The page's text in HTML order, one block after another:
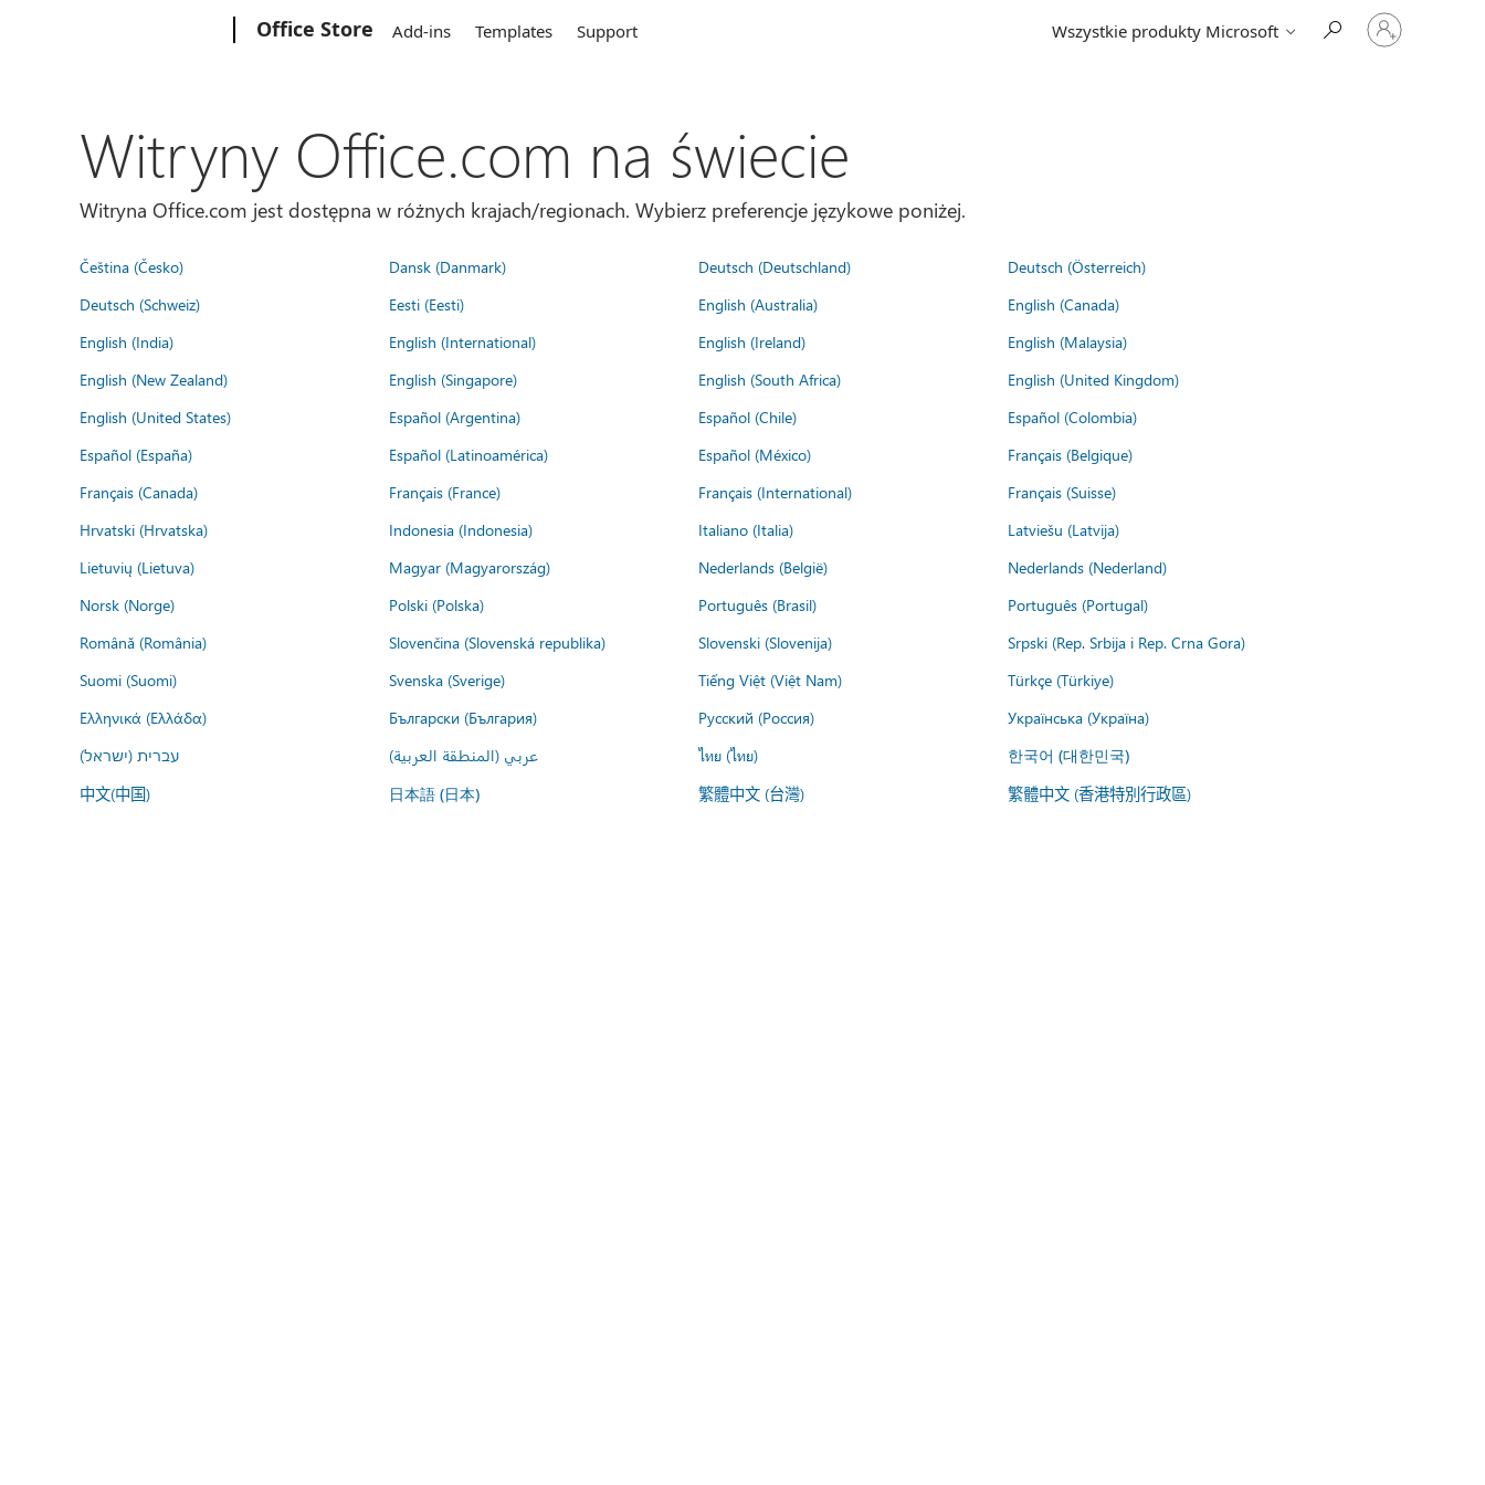
Office Store Add-ins Templates Support Wszystkie produkty Microsoft
Zaloguj
się
Witryny Office.com na świecie
Witryna Office.com jest dostępna w różnych krajach/regionach. Wybierz preferencje językowe poniżej.
Čeština (Česko) Dansk (Danmark) Deutsch (Deutschland)
Deutsch (Österreich)
Deutsch (Schweiz)
Eesti (Eesti) English (Australia)
English (Canada)
English (India)
English (International) English (Ireland)
English (Malaysia)
English (New Zealand)
English (Singapore) English (South Africa)
English (United Kingdom)
English (United States)
Español (Argentina) Español (Chile)
Español (Colombia)
Español (España)
Español (Latinoamérica) Español (México)
Français (Belgique)
Français (Canada)
Français (France) Français (International)
Français (Suisse)
Hrvatski (Hrvatska)
Indonesia (Indonesia) Italiano (Italia)
Latviešu (Latvija)
Lietuvių (Lietuva)
Magyar (Magyarország) Nederlands (België)
Nederlands (Nederland)
Norsk (Norge)
Polski (Polska) Português (Brasil)
Português (Portugal)
Română (România)
Slovenčina (Slovenská republika) Slovenski (Slovenija)
Srpski (Rep. Srbija i Rep. Crna Gora)
Suomi (Suomi)
Svenska (Sverige) Tiếng Việt (Việt Nam)
Türkçe (Türkiye)
Ελληνικά (Ελλάδα)
Български (България) Русский (Россия)
Українська (Україна)
עברית (ישראל)
عربي (المنطقة العربية) ไทย (ไทย) 한국어 (대한민국)
中文(中国) 日本語 (日本) 繁體中文 (台灣) 繁體中文 (香港特別行政區)